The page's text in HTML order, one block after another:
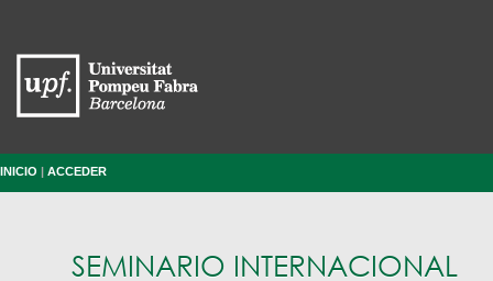
INICIO | ACCEDER
SEMINARIO INTERNACIONAL